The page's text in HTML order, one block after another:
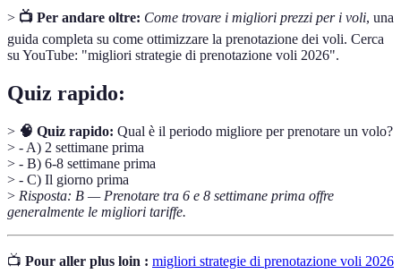
> 📺 Per andare oltre: Come trovare i migliori prezzi per i voli, una
guida completa su come ottimizzare la prenotazione dei voli. Cerca
su YouTube: "migliori strategie di prenotazione voli 2026".
Quiz rapido:
> 🧠 Quiz rapido: Qual è il periodo migliore per prenotare un volo?
> - A) 2 settimane prima
> - B) 6-8 settimane prima
> - C) Il giorno prima
> Risposta: B — Prenotare tra 6 e 8 settimane prima offre
generalmente le migliori tariffe.
📺 Pour aller plus loin : migliori strategie di prenotazione voli 2026